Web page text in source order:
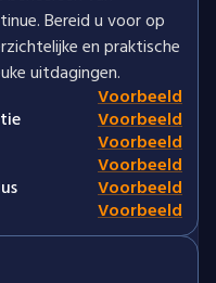
Bereid u voor op
en praktische
uitdagingen.
Voorbeeld
Voorbeeld
Voorbeeld
Voorbeeld
Voorbeeld
Voorbeeld